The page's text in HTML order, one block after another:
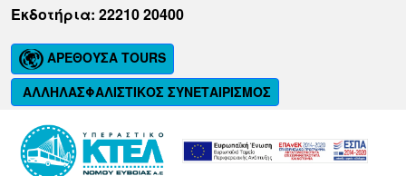
Μετάβαση
περιεχόμενο
Εκδοτήρια: 22210 20400
ΑΡΕΘΟΥΣΑ TOURS
ΑΛΛΗΛΑΣΦΑΛΙΣΤΙΚΟΣ ΣΥΝΕΤΑΙΡΙΣΜΟΣ